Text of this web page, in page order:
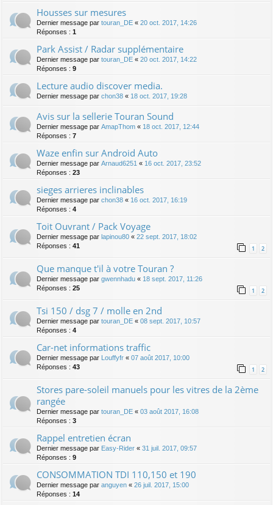
Housses sur mesures
Dernier message par touran_DE « 20 oct. 2017, 14:26
Réponses : 1
Park Assist / Radar supplémentaire
Dernier message par touran_DE « 20 oct. 2017, 14:22
Réponses : 9
Lecture audio discover media.
Dernier message par chon38 « 18 oct. 2017, 19:28
Avis sur la sellerie Touran Sound
Dernier message par AmapThom « 18 oct. 2017, 12:44
Réponses : 7
Waze enfin sur Android Auto
Dernier message par Arnaud6251 « 16 oct. 2017, 23:52
Réponses : 23
sieges arrieres inclinables
Dernier message par chon38 « 16 oct. 2017, 16:19
Réponses : 4
Toit Ouvrant / Pack Voyage
Dernier message par lapinou80 « 22 sept. 2017, 18:02
Réponses : 41 1 2
Que manque t'il à votre Touran ?
Dernier message par gwennhadu « 18 sept. 2017, 11:26
Réponses : 25 1 2
Tsi 150 / dsg 7 / molle en 2nd
Dernier message par touran_DE « 08 sept. 2017, 10:57
Réponses : 4
Car-net informations traffic
Dernier message par Louffyfr « 07 août 2017, 10:00
Réponses : 43 1 2
Stores pare-soleil manuels pour les vitres de la 2ème
rangée
Dernier message par touran_DE « 03 août 2017, 16:08
Réponses : 3
Rappel entretien écran
Dernier message par Easy-Rider « 31 juil. 2017, 09:57
Réponses : 9
CONSOMMATION TDI 110,150 et 190
Dernier message par anguyen « 26 juil. 2017, 15:00
Réponses : 14